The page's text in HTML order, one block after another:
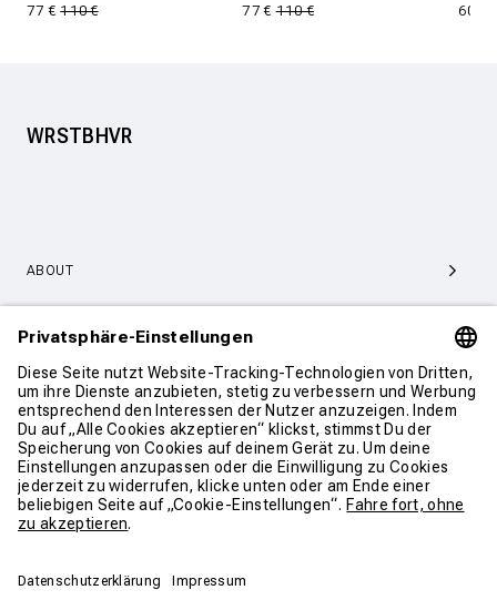
77 €110 €
77 €110 €
60 €
WRSTBHVR
ABOUT
SERVICE & SUPPORT
KONTAKT